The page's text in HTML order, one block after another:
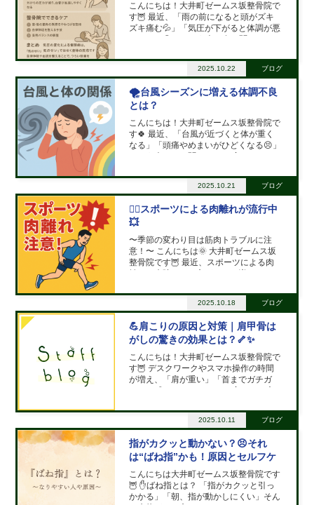
こんにちは！大井町ゼームス坂整骨院で
す🦉 最近、「雨の前になると頭がズキ
ズキ痛む💦」「気圧が下がると体調が悪
変化による偏頭痛 かもしれません💡 🌪️
なぜ気圧が変わると頭が痛くなるの？
2025.10.22 ブログ
🌪️台風シーズンに増える体調不良
とは？
こんにちは！大井町ゼームス坂整骨院で
す🍀 最近、「台風が近づくと体が重く
なる」「頭痛やめまいがひどくなる😣」
化”による自律神経の乱れが関係してい
るんです💡 🌤️気圧の変化と体の関係 台
2025.10.21 ブログ
🏃‍♂️スポーツによる肉離れが流行中
💥
〜季節の変わり目は筋肉トラブルに注
意！〜 こんにちは🌞 大井町ゼームス坂
整骨院です🦉 最近、スポーツによる肉
🏃‍♀️・スポーツの試合など、体を動かす機
会が多い季節。 「久しぶりに運動した
ら太ももが
2025.10.18 ブログ
💪肩こりの原因と対策｜肩甲骨は
がしの驚きの効果とは？🦴✨
こんにちは！大井町ゼームス坂整骨院で
す🦉 デスクワークやスマホ操作の時間
が増え、「肩が重い」「首までガチガ
いることが大きな原因かもしれません。
今回は、整骨院が教える「肩こりの原
2025.10.11 ブログ
指がカクッと動かない？😣それ
は“ばね指”かも！原因とセルフケ
ア方法
こんにちは大井町ゼームス坂整骨院です
🦉 ✋ばね指とは？ 「指がカクッと引っ
かかる」「朝、指が動かしにくい」そん